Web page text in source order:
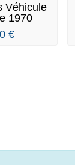
Véhicule
1970
€